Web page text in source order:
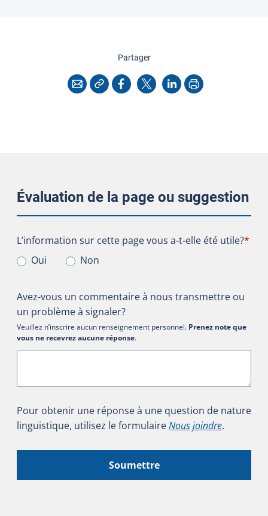
Partagercette page
CourrielCopier l'adresse
Facebook
X LinkedInImprimer
Évaluation de la page ou suggestion
L’information sur cette page vous a-t-elle été utile?
L’information sur cette page vous a-t-elle été utile?*
Oui
Non
Avez-vous un commentaire à nous transmettre ou
un problème à signaler?
Veuillez n’inscrire aucun renseignement personnel. Prenez note que
vous ne recevrez aucune réponse.
Pour obtenir une réponse à une question de nature
linguistique, utilisez le formulaireNous joindre.
Soumettre